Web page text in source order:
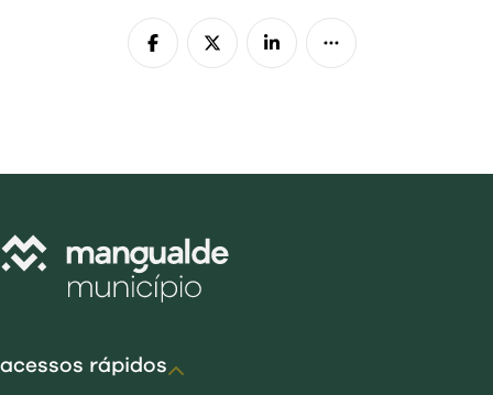
acessos rápidos